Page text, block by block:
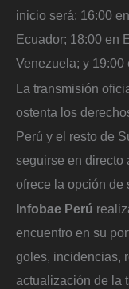
inicio será: 16:00
Ecuador; 18:00 en
Venezuela; y 19:00
La transmisión
ostenta los
Perú y el resto de
seguirse en directo
ofrece la opción de
Infobae Perú
encuentro en su
goles, incidencias,
actualización de la